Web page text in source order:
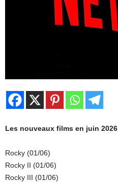
Les nouveaux films en juin 2026
Rocky (01/06)
Rocky II (01/06)
Rocky III (01/06)